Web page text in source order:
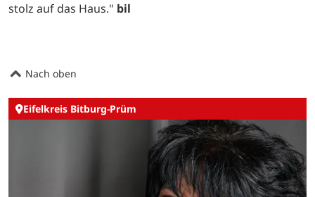
stolz auf das Haus." bil
Nach oben
Eifelkreis Bitburg-Prüm